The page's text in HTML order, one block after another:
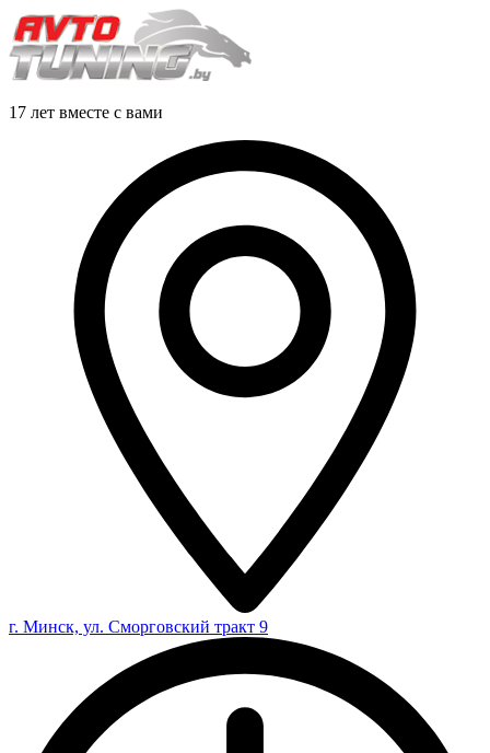
17 лет вместе с вами
г. Минск, ул. Сморговский тракт 9